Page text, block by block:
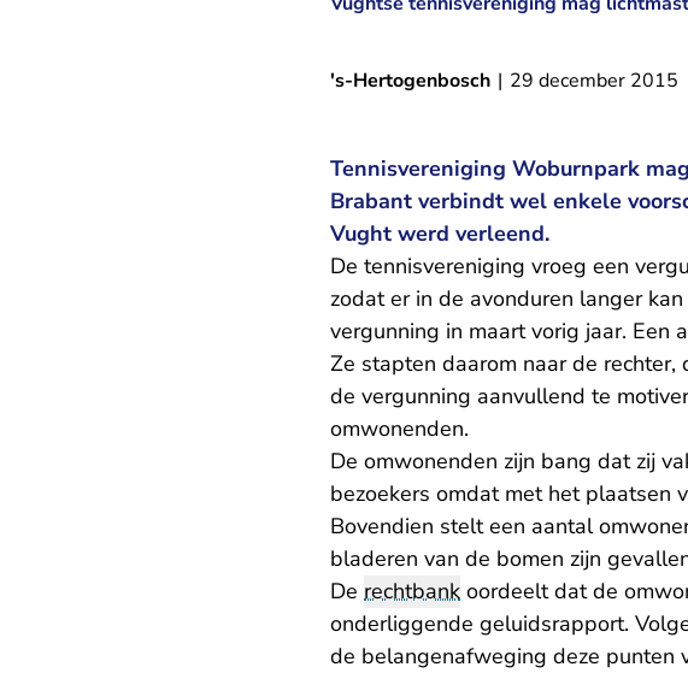
's-Hertogenbosch | 29 december 2015
Tennisvereniging Woburnpark
Brabant verbindt wel enkele
Vught werd verleend.
De tennisvereniging vroeg een
zodat er in de avonduren langer
vergunning in maart vorig jaar. Een
Ze stapten daarom naar de
de vergunning aanvullend te
omwonenden.
De omwonenden zijn bang dat zij
bezoekers omdat met het plaatsen
Bovendien stelt een aantal
bladeren van de bomen zijn
De rechtbank oordeelt dat de
onderliggende geluidsrapport.
de belangenafweging deze punten